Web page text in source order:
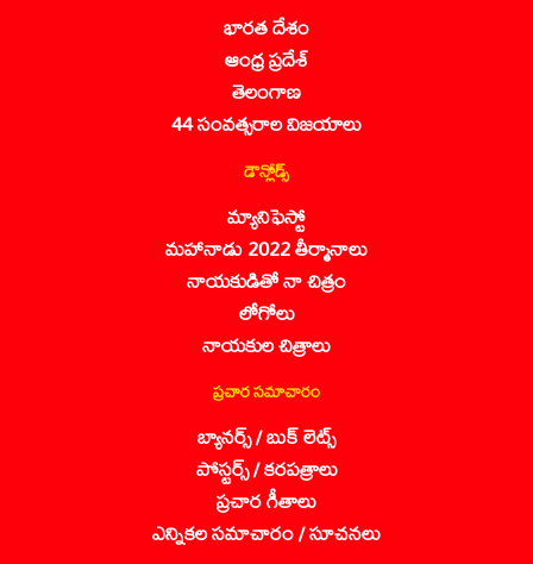
భారత దేశం
ఆంధ్ర ప్రదేశ్
తెలంగాణ
44 సంవత్సరాల విజయాలు
డౌన్లోడ్స్
మ్యానిఫెస్టో
మహానాడు 2022 తీర్మానాలు
నాయకుడితో నా చిత్రం
లోగోలు
నాయకుల చిత్రాలు
ప్రచార సమాచారం
బ్యానర్స్ / బుక్ లెట్స్
పోస్టర్స్ / కరపత్రాలు
ప్రచార గీతాలు
ఎన్నికల సమాచారం / సూచనలు